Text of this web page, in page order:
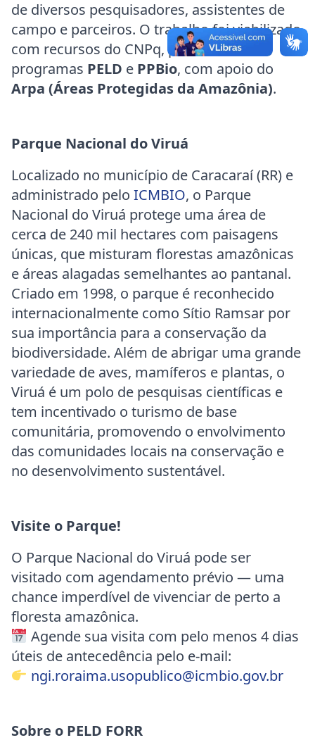
de diversos pesquisadores, assistentes de
campo e parceiros. O trabalho foi viabilizado
com recursos do CNPq, por meio dos
programas PELD e PPBio, com apoio do
Arpa (Áreas Protegidas da Amazônia).
Parque Nacional do Viruá
Localizado no município de Caracaraí (RR) e
administrado pelo ICMBIO, o Parque
Nacional do Viruá protege uma área de
cerca de 240 mil hectares com paisagens
únicas, que misturam florestas amazônicas
e áreas alagadas semelhantes ao pantanal.
Criado em 1998, o parque é reconhecido
internacionalmente como Sítio Ramsar por
sua importância para a conservação da
biodiversidade. Além de abrigar uma grande
variedade de aves, mamíferos e plantas, o
Viruá é um polo de pesquisas científicas e
tem incentivado o turismo de base
comunitária, promovendo o envolvimento
das comunidades locais na conservação e
no desenvolvimento sustentável.
Visite o Parque!
O Parque Nacional do Viruá pode ser
visitado com agendamento prévio — uma
chance imperdível de vivenciar de perto a
floresta amazônica.
Agende sua visita com pelo menos 4 dias
úteis de antecedência pelo e-mail:
ngi.roraima.usopublico@icmbio.gov.br
Sobre o PELD FORR